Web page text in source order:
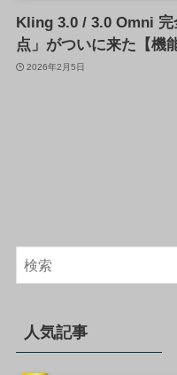
Kling 3.0 / 3.0 Omni
点」がついに来た【機
2026年2月5日
人気記事